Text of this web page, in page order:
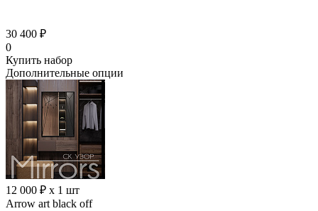
30 400 ₽
0
Купить набор
Дополнительные опции
12 000 ₽ x 1 шт
Arrow art black off